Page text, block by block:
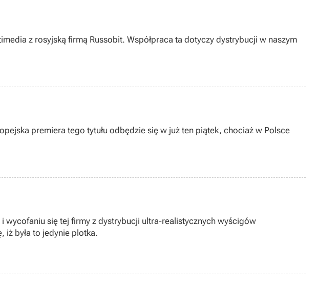
z rosyjską firmą Russobit. Współpraca ta dotyczy dystrybucji w naszym
premiera tego tytułu odbędzie się w już ten piątek, chociaż w Polsce
wycofaniu się tej firmy z dystrybucji ultra-realistycznych wyścigów
iż była to jedynie plotka.